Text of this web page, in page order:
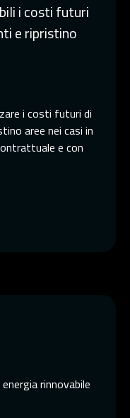
i costi futuri
e ripristino
i costi futuri di
aree nei casi in
e con
rinnovabile